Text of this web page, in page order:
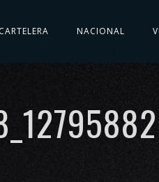
CARTELERA NACIONAL